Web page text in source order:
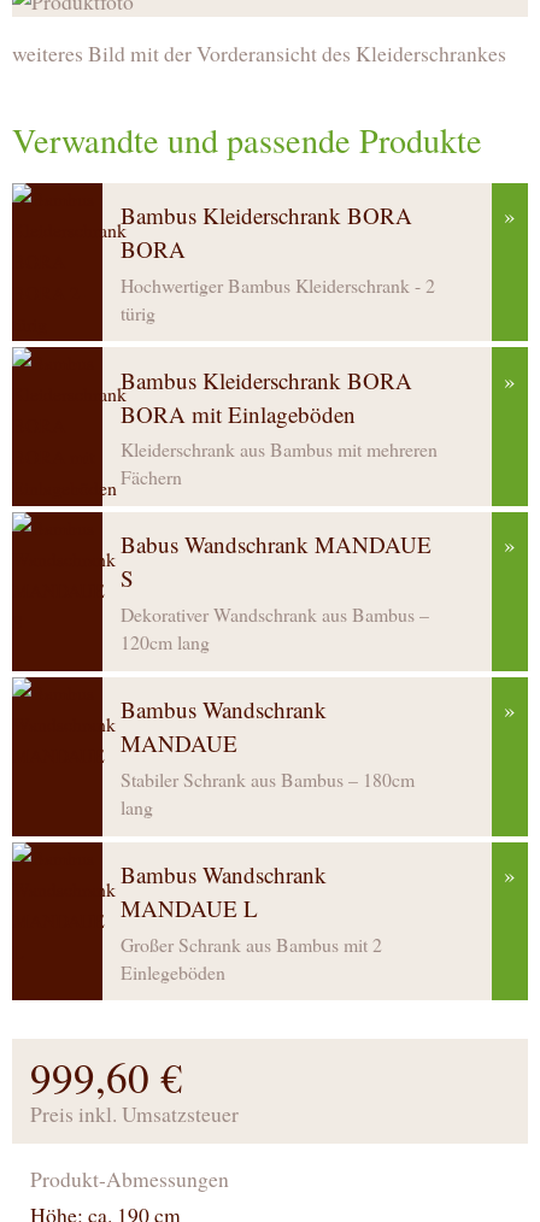
weiteres Bild mit der Vorderansicht des Kleiderschrankes
Verwandte und passende Produkte
Bambus Kleiderschrank BORA
BORA
Hochwertiger Bambus Kleiderschrank - 2
türig
»
Bambus Kleiderschrank BORA
BORA mit Einlageböden
Kleiderschrank aus Bambus mit mehreren
Fächern
»
Babus Wandschrank MANDAUE
S
Dekorativer Wandschrank aus Bambus –
120cm lang
»
Bambus Wandschrank
MANDAUE
Stabiler Schrank aus Bambus – 180cm
lang
»
Bambus Wandschrank
MANDAUE L
Großer Schrank aus Bambus mit 2
Einlegeböden
»
999,60 €
Preis inkl. Umsatzsteuer
Produkt-Abmessungen
Höhe: ca. 190 cm